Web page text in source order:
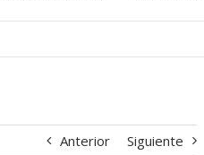
Anterior Siguiente